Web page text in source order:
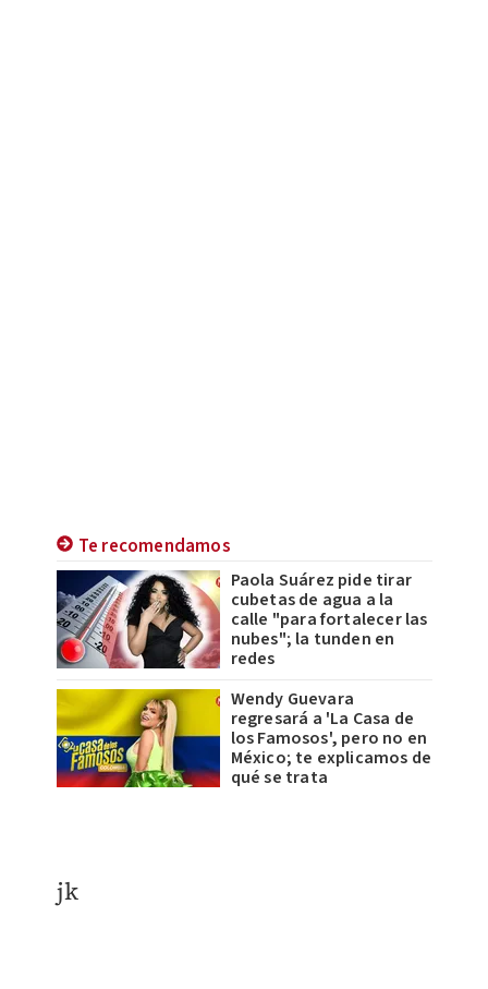
Te recomendamos
Paola Suárez pide tirar
cubetas de agua a la
calle "para fortalecer las
nubes"; la tunden en
redes
Wendy Guevara
regresará a 'La Casa de
los Famosos', pero no en
México; te explicamos de
qué se trata
jk